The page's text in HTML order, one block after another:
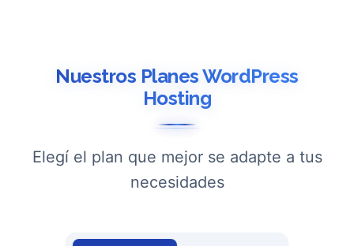
Nuestros Planes WordPress
Hosting
Elegí el plan que mejor se adapte a tus
necesidades